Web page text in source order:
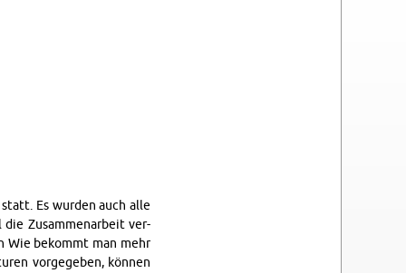
Es wur­den auch alle
die Zu­sam­men­ar­beit ver­
Wie be­kommt man mehr
vor­ge­ge­ben, kön­nen